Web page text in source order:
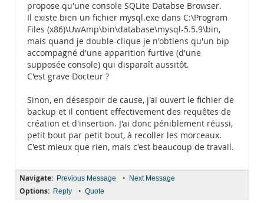
propose qu'une console SQLite Databse Browser.
Il existe bien un fichier mysql.exe dans C:\Program
Files (x86)\UwAmp\bin\database\mysql-5.5.9\bin,
mais quand je double-clique je n'obtiens qu'un bip
accompagné d'une apparition furtive (d'une
supposée console) qui disparaît aussitôt.
C'est grave Docteur ?
Sinon, en désespoir de cause, j'ai ouvert le fichier de
backup et il contient effectivement des requêtes de
création et d'insertion. J'ai donc péniblement réussi,
petit bout par petit bout, à recoller les morceaux.
C'est mieux que rien, mais c'est beaucoup de travail.
Navigate: Previous Message • Next Message
Options: Reply • Quote